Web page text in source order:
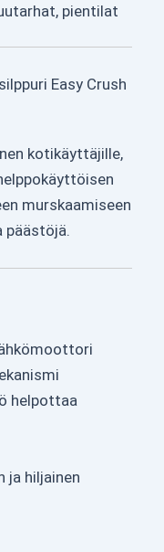
pientilat
Easy Crush
kotikäyttäjille,
murskaamiseen
päästöjä.
helpottaa
ja hiljainen